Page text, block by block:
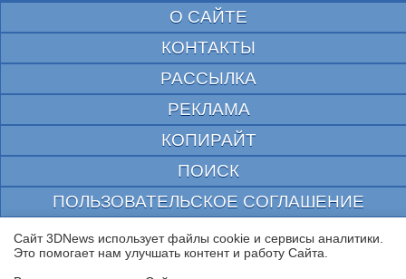
О САЙТЕ
КОНТАКТЫ
РАССЫЛКА
РЕКЛАМА
КОПИРАЙТ
ПОИСК
ПОЛЬЗОВАТЕЛЬСКОЕ СОГЛАШЕНИЕ
ЗАЩИЩЕНО CURATOR
© 1997—2026 Электронное периодическое издание "3ДНьюс" | Свидетельство о
Сайт 3DNews использует файлы cookie и сервисы аналитики.
Это помогает нам улучшать контент и работу Cайта.